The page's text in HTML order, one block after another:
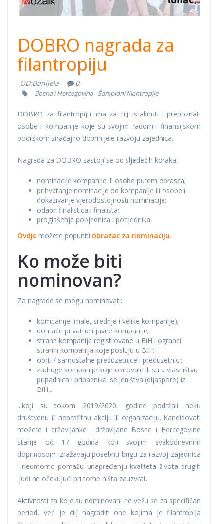
DOBRO nagrada za
filantropiju
OD:Danijela 0
Bosna i Hercegovina Šampioni filantropije
DOBRO za filantropiju ima za cilj istaknuti i prepoznati
osobe i kompanije koje su svojim radom i finansijskom
podrškom značajno doprinijele razvoju zajednica.
Nagrada za DOBRO sastoji se od sljedećih koraka:
nominacije kompanije ili osobe putem obrasca;
prihvatanje nominacije od kompanije ili osobe i
dokazivanje vjerodostojnosti nominacije;
odabir finalistica i finalista;
proglašenje pobjednica i pobjednika.
Ovdje možete popuniti obrazac za nominaciju.
Ko može biti
nominovan?
Za nagrade se mogu nominovati:
kompanije (male, srednje i velike kompanije);
domaće privatne i javne kompanije;
strane kompanije registrovane u BiH i ogranci
stranih kompanija koje posluju u BiH;
obrti / samostalne preduzetnice i preduzetnici;
zadruge kompanije koje osnovale ili su u vlasništvu
pripadnica i pripadnika iseljeništva (dijaspore) iz
BiH...
...koji su tokom 2019/2020. godine podržali neku
društvenu ili neprofitnu akciju ili organizaciju. Kandidovati
možete i državljanke i državljane Bosne i Hercegovine
starije od 17 godina koji svojim svakodnevnim
doprinosom izražavaju posebnu brigu za razvoj zajednica
i neumorno pomažu unapređenju kvaliteta života drugih
ljudi ne očekujući pri tome ništa zauzvrat.
Aktivnosti za koje su nominovani ne vežu se za specifičan
period, već je cilj nagraditi one kojima je filantropija